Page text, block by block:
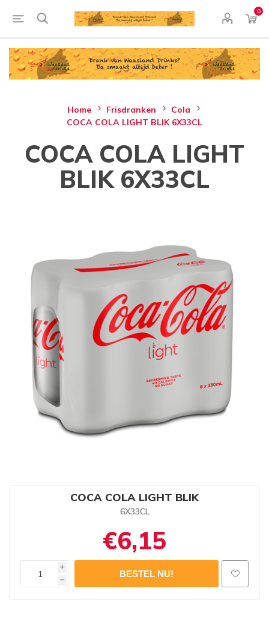
0
Home Frisdranken
Cola
COCA COLA LIGHT BLIK 6X33CL
COCA COLA LIGHT
BLIK 6X33CL
COCA COLA LIGHT BLIK
6X33CL
€6,15
i
h